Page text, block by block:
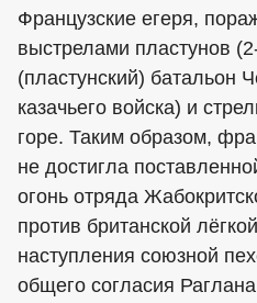
Французские егеря,
выстрелами пластунов
(пластунский) батальон
казачьего войска) и
горе. Таким образом,
не достигла
огонь отряда
против британской
наступления союзной
общего согласия